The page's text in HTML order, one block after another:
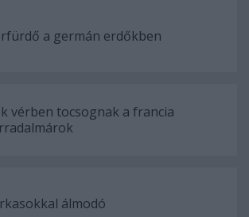
a germán erdőkben
vérben tocsognak a francia
álmodó